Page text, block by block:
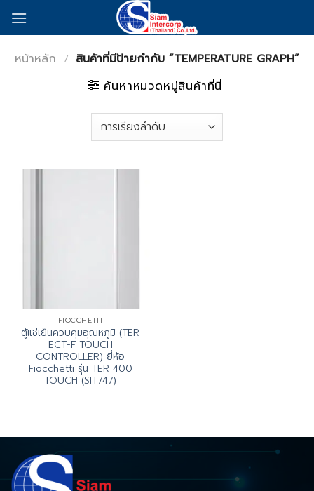
หน้าหลัก / สินค้าที่มีป้ายกำกับ “TEMPERATURE GRAPH”
ค้นหาหมวดหมู่สินค้าที่นี่
FIOCCHETTI
ตู้แช่เย็นควบคุมอุณหภูมิ (TER
ECT-F TOUCH
CONTROLLER) ยี่ห้อ
Fiocchetti รุ่น TER 400
TOUCH (SIT747)